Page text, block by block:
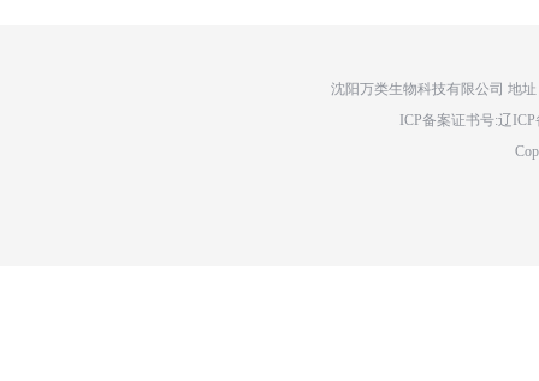
沈阳万类生物科技有限公司 地
ICP备案证书号:辽